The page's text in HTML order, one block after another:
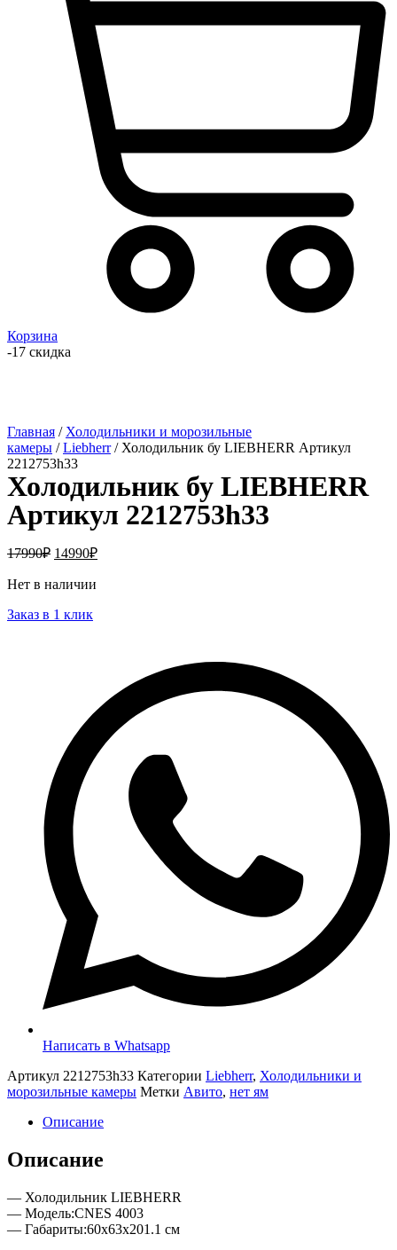
Корзина
-17 скидка
Главная / Холодильники и морозильные
камеры /Liebherr/ Холодильник бу LIEBHERR Артикул
2212753h33
Холодильник бу LIEBHERR
Артикул 2212753h33
17990₽ 14990₽
Нет в наличии
Заказ в 1 клик
Написать в Whatsapp
Артикул 2212753h33 Категории Liebherr, Холодильники и
морозильные камеры Метки Авито, нет ям
Описание
Описание
— Холодильник LIEBHERR
— Модель:CNES 4003
— Габариты:60x63x201.1 см